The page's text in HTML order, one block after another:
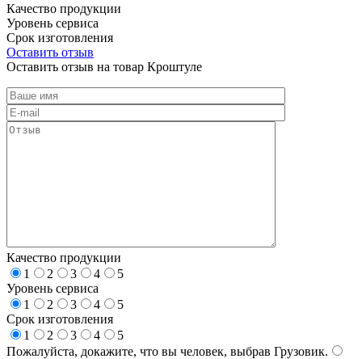
Качество продукции
Уровень сервиса
Срок изготовления
Оставить отзыв
Оставить отзыв на товар Кроштуле
Качество продукции
1
2 3 4
5
Уровень сервиса
1
2 3 4
5
Срок изготовления
1
2 3 4
5
Пожалуйста, докажите, что вы человек, выбрав Грузовик.